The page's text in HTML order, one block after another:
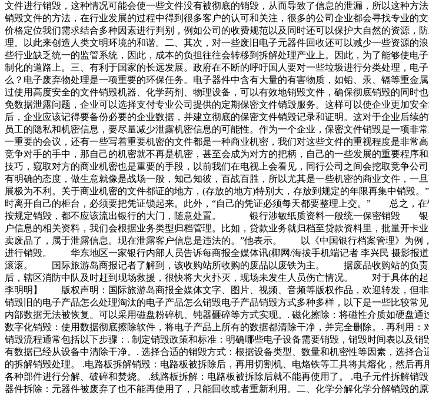
文件进行销毁，这种情况可能会使一些文件没有被彻底的销毁，从而导致了信息的泄漏，所以这种
销毁文件的方法，在行业发展的过程中得到很多客户的认可和关注，很多的公司企业都会寻找专业
价格定位我们需求结合多种因素进行判别，例如公司的收费规范以及同时还可以保护大自然的资源
理。以此来创造人类文明环境的和谐。二、其次，对一些废旧电子元器件回收还可以减少一些资源
些行业缺乏统一的监管系统，因此，成本的负担往往会转移到拆解处理产业上。因此，为了能够使
制化的道路上。三、有利于国家的长远发展。政府在不断的呼吁国人要对一些垃圾进行分类处理，
么？电子废弃物处理是一项重要的环保任务。电子器件中含有大量的有害物质，如铅、汞、镉等重金
过使用高度安全的文件销毁机器、化学药剂、物理设备，可以有效地销毁文件，确保彻底销毁的同
免数据泄露问题，企业可以选择支付专业公司提供的定期保密文件销毁服务。这样可以使企业更加
后，企业应该记得要备份必要的企业数据，并建立彻底的保密文件销毁记录和证明。这对于企业后
员工的隐私和机密信息，要尽量减少泄露机密信息的可能性。作为一个企业，保密文件销毁是一项
一重要的会议，还有一些写着重要机密的文件都是一种商业机密，我们对这些文件的重视程度是非
竞争对手的手中，那自己的机密就不再是机密，甚至会成为对方的把柄，自己的一些发展的重要程序
技巧，窥取对方的商业机密也是重要的手段，以前我们在电视上会看见，同行公司之间会挖取竞争
有明确的态度，做生意就像是战场一般，知己知彼，百战百胜，所以尤其是一些机密的商业文件，
展极为不利。关于商业机密的文件都证的地方，(存放的地方)特别大，存放到规定的年限再集中销
时离开自己的柜台，必须要把凭证锁起来。此外，“自己的凭证必须每天都要整理上交。” 总之，
按规定销毁，都不应该流出银行的大门，随意处置。 银行涉敏纸质资料一般统一保密销毁 银
户信息的相关资料，我们会根据业务类型归档管理。比如，贷款业务就归档至贷款资料里，批量开
卖废品了，属于泄露信息。现在泄露客户信息是违法的。”他表示。 以《中国银行档案管理》为例
进行销毁。 华东地区一家银行内部人员告诉每商报全媒体讯(椰网/海拔手机端记者 李兴民 摄影报
滚滚。 国际旅游岛商报记者了解到，该收购站所收购的废品以废铁为主。 据废品收购站的负
后，辖区消防中队及时赶到现场救援，很快将大火扑灭，现场未发生人员伤亡情况。 对于具
李明明】 版权声明：国际旅游岛商报全媒体文字、图片、视频、音频等版权作品，欢迎转发，但非
销毁旧的电子产品怎么处理淘汰的电子产品怎么销毁电子产品销毁方式多种多样，以下是一些比较
内部数据无法被恢复。可以采用磁盘粉碎机、钝器砸碎等方式实现。. 磁化擦除：将磁性介质如硬盘
数字化销毁：使用数据彻底擦除软件，将电子产品上所有的数据都清除干净，并完全删除。. 再利用
销毁流程通常包括以下步骤：. 制定销毁政策和标准：明确哪些电子设备需要销毁，销毁时间表以及
有数据已经从设备中清除干净。. 选择合适的销毁方式：根据设备类型、数量和机密性等因素，选择
的拆解销毁处理。 .电路板拆解销毁：电路板被拆除后，再用切割机、电烙铁等工具将其熔化，然后
各种部件进行分解、破碎和焚烧。 .线路板拆解：电路板被拆除后就不能再使用了。 .电子元件拆解
器件拆除：元器件被废弃了也不能再使用了，只能回收或者重新利用。二、化学分解化学分解销毁